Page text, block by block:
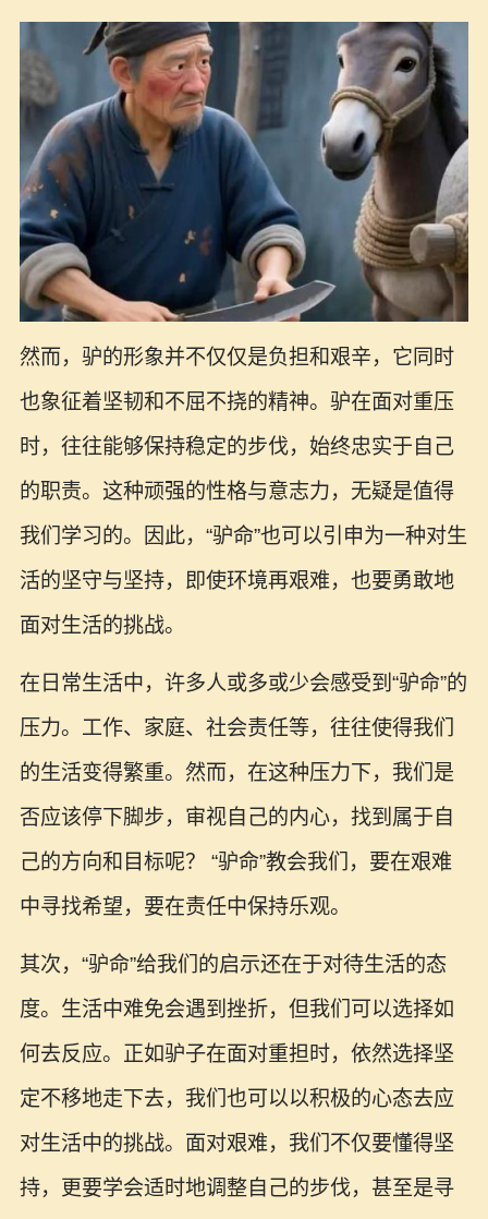
然而，驴的形象并不仅仅是负担和艰辛，它同时
也象征着坚韧和不屈不挠的精神。驴在面对重压
时，往往能够保持稳定的步伐，始终忠实于自己
的职责。这种顽强的性格与意志力，无疑是值得
我们学习的。因此，“驴命”也可以引申为一种对生
活的坚守与坚持，即使环境再艰难，也要勇敢地
面对生活的挑战。
在日常生活中，许多人或多或少会感受到“驴命”的
压力。工作、家庭、社会责任等，往往使得我们
的生活变得繁重。然而，在这种压力下，我们是
否应该停下脚步，审视自己的内心，找到属于自
己的方向和目标呢？ “驴命”教会我们，要在艰难
中寻找希望，要在责任中保持乐观。
其次，“驴命”给我们的启示还在于对待生活的态
度。生活中难免会遇到挫折，但我们可以选择如
何去反应。正如驴子在面对重担时，依然选择坚
定不移地走下去，我们也可以以积极的心态去应
对生活中的挑战。面对艰难，我们不仅要懂得坚
持，更要学会适时地调整自己的步伐，甚至是寻